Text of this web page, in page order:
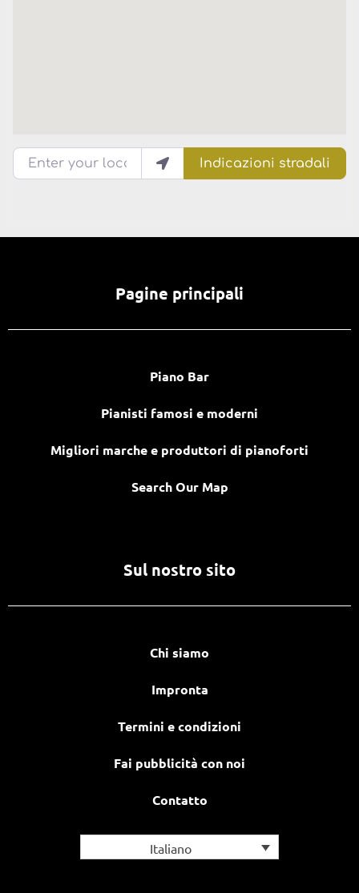
Enter your location
Indicazioni stradali
Pagine principali
Piano Bar
Pianisti famosi e moderni
Migliori marche e produttori di pianoforti
Search Our Map
Sul nostro sito
Chi siamo
Impronta
Termini e condizioni
Fai pubblicità con noi
Contatto
Italiano